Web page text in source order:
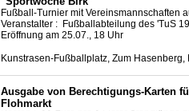
Fußball-Turnier mit Vereinsmannschaften
Veranstalter : Fußballabteilung des 'TuS
Eröffnung am 25.07., 18 Uhr
Kunstrasen-Fußballplatz, Zum Hasenberg,
Ausgabe von Berechtigungs-Karten
Flohmarkt